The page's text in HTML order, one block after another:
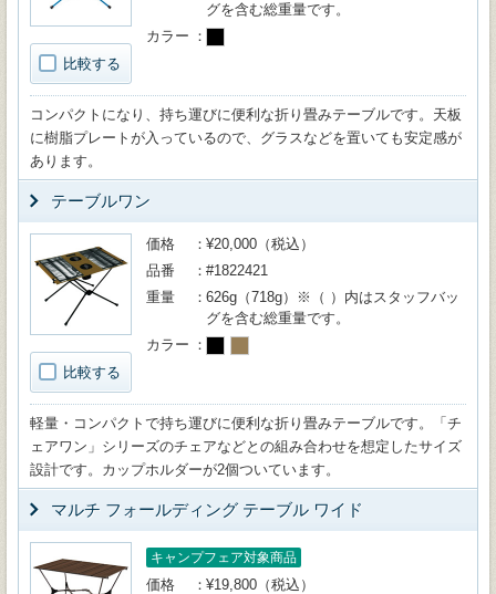
比較する
グを含む総重量です。
カラー
コンパクトになり、持ち運びに便利な折り畳みテーブルです。天板
に樹脂プレートが入っているので、グラスなどを置いても安定感が
あります。
テーブルワン
比較する
価格
¥20,000（税込）
品番
#1822421
重量
626g（718g）※（ ）内はスタッフバッ
グを含む総重量です。
カラー
軽量・コンパクトで持ち運びに便利な折り畳みテーブルです。「チ
ェアワン」シリーズのチェアなどとの組み合わせを想定したサイズ
設計です。カップホルダーが2個ついています。
マルチ フォールディング テーブル ワイド
キャンプフェア対象商品
価格
¥19,800（税込）